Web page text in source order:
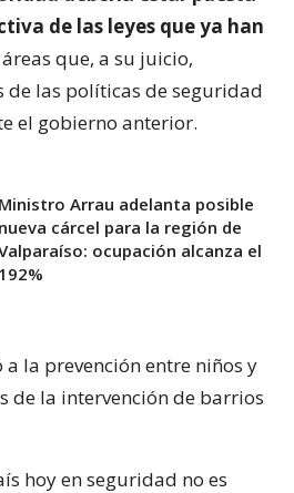
de las leyes que ya han
que, a su juicio,
las políticas de seguridad
el gobierno anterior.
Ministro Arrau adelanta posible
nueva cárcel para la región de
ocupación alcanza el
192%
la prevención entre niños y
de la intervención de barrios
hoy en seguridad no es